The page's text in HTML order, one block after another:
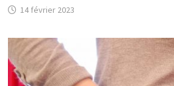
14 février 2023